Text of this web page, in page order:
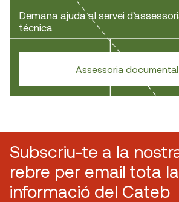
Demana ajuda al servei
técnica
Assessoria documental
Subscriu-te a la
rebre per email tota la
informació del Cateb